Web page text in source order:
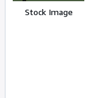
Stock Image